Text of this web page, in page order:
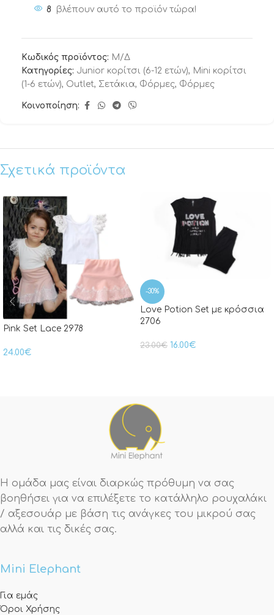
8 βλέπουν αυτό το προϊόν τώρα!
Κωδικός προϊόντος: Μ/Δ
Κατηγορίες: Junior κορίτσι (6-12 ετών), Mini κορίτσι
(1-6 ετών), Outlet, Σετάκια, Φόρμες, Φόρμες
Κοινοποίηση:
Σχετικά προϊόντα
Pink Set Lace 2978
24.00€
-30%
Love Potion Set με κρόσσια
2706
23.00€ 16.00€
Η ομάδα μας είναι διαρκώς πρόθυμη να σας
βοηθήσει για να επιλέξετε το κατάλληλο ρουχαλάκι
/ αξεσουάρ με βάση τις ανάγκες του μικρού σας
αλλά και τις δικές σας.
Mini Elephant
Για εμάς
Όροι Χρήσης